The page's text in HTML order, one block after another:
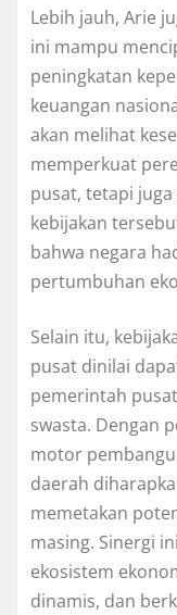
Lebih jauh, Arie
ini mampu
peningkatan
keuangan
akan melihat
memperkuat
pusat, tetapi
kebijakan
bahwa negara
pertumbuhan
Selain itu,
pusat dinilai
pemerintah
swasta. Dengan
motor
daerah
memetakan
masing. Sinergi
ekosistem
dinamis, dan